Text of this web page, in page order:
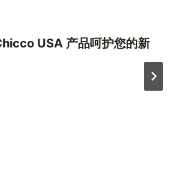
USA 产品呵护您的新